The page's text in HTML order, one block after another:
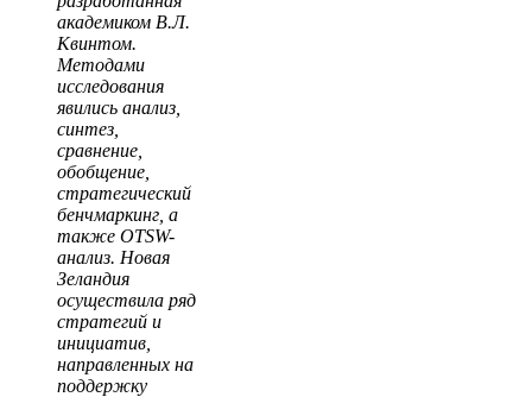
академиком В.Л.
Квинтом.
Методами
исследования
явились анализ,
синтез,
сравнение,
обобщение,
стратегический
бенчмаркинг, а
также OTSW-
анализ. Новая
Зеландия
осуществила ряд
стратегий и
инициатив,
направленных на
поддержку